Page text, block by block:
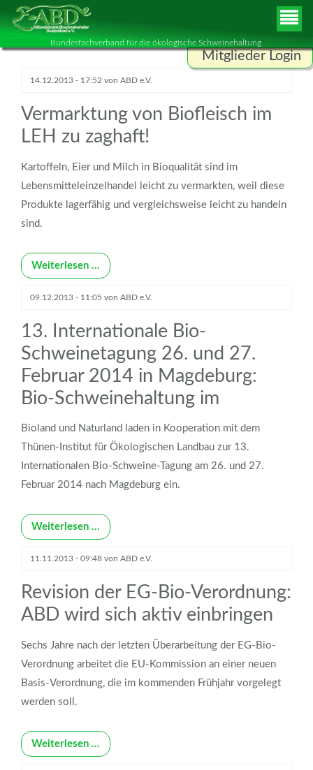
Bundesfachverband für die ökologische Schweinehaltung
Mitglieder Login
ANMELDEN
14.12.2013 - 17:52 von ABD e.V.
Vermarktung von Biofleisch im
LEH zu zaghaft!
Kartoffeln, Eier und Milch in Bioqualität sind im
Lebensmitteleinzelhandel leicht zu vermarkten, weil diese
Produkte lagerfähig und vergleichsweise leicht zu handeln
sind.
Weiterlesen …
09.12.2013 - 11:05 von ABD e.V.
13. Internationale Bio-
Schweinetagung 26. und 27.
Februar 2014 in Magdeburg:
Bio-Schweinehaltung im
Bioland und Naturland laden in Kooperation mit dem
Thünen-Institut für Ökologischen Landbau zur 13.
Internationalen Bio-Schweine-Tagung am 26. und 27.
Februar 2014 nach Magdeburg ein.
Weiterlesen …
11.11.2013 - 09:48 von ABD e.V.
Revision der EG-Bio-Verordnung:
ABD wird sich aktiv einbringen
Sechs Jahre nach der letzten Überarbeitung der EG-Bio-
Verordnung arbeitet die EU-Kommission an einer neuen
Basis-Verordnung, die im kommenden Frühjahr vorgelegt
werden soll.
Weiterlesen …